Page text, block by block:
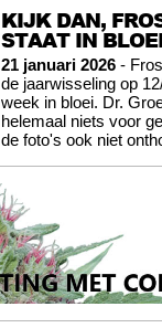
KIJK DAN,
STAAT IN
21 januari 2026 -
de jaarwisseling op
week in bloei. Dr.
helemaal niets voor
de foto's ook niet